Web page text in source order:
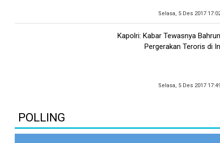
Selasa, 5 Des 2017
Kapolri: Kabar Tewasnya
Pergerakan Teroris di
Selasa, 5 Des 2017
POLLING